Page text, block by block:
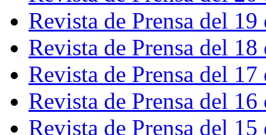
Revista de Prensa del
Revista de Prensa del
Revista de Prensa del
Revista de Prensa del
Revista de Prensa del